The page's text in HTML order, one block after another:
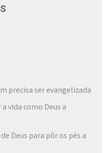
precisa ser evangelizada
vida como Deus a
Deus para pôr os pés a